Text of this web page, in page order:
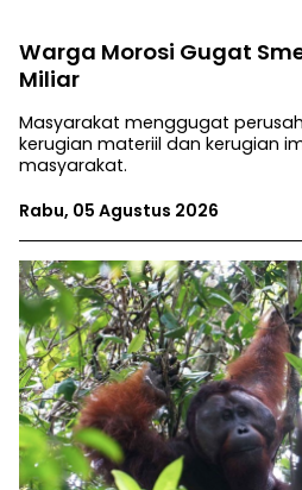
Warga Morosi Gugat
Miliar
Masyarakat menggugat
kerugian materiil dan kerugian
masyarakat.
Rabu, 05 Agustus 2026